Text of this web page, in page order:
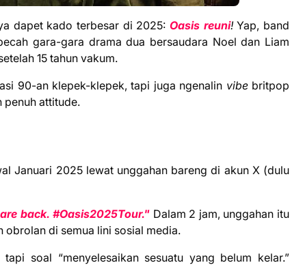
dapet kado terbesar di 2025:Oasis reuni!Yap, band
gara-gara drama dua bersaudara Noel dan Liam
15 tahun vakum.
90-an klepek-klepek, tapi juga ngenalin vibebritpop
penuh attitude.
Januari 2025 lewat unggahan bareng di akun X (dulu
back. #Oasis2025Tour." Dalam 2 jam, unggahan itu
di semua lini sosial media.
soal “menyelesaikan sesuatu yang belum kelar.”